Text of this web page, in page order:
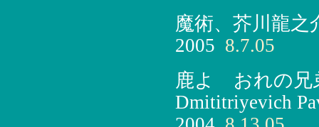
魔術、芥川龍之
2005 8.7.05
鹿よ おれの兄
Dmititriyevich